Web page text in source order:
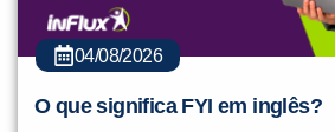
04/08/2026
O que significa FYI em inglês?